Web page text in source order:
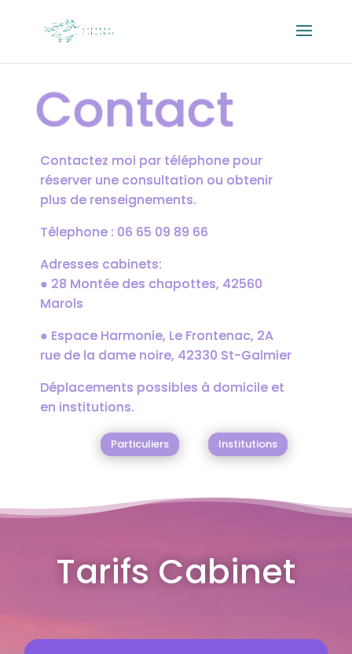
Contact
Contactez moi par téléphone pour
réserver une consultation ou obtenir
plus de renseignements.
Télephone : 06 65 09 89 66
Adresses cabinets:
● 28 Montée des chapottes, 42560
Marols
● Espace Harmonie, Le Frontenac, 2A
rue de la dame noire, 42330 St-Galmier
Déplacements possibles à domicile et
en institutions.
Particuliers Institutions
Tarifs Cabinet